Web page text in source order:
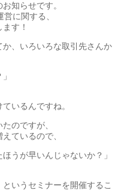
知らせです。
に関する、
す！
、いろいろな取引先さんか
いるんですね。
のですが、
ているので、
うが早いんじゃないか？」
いうセミナーを開催するこ